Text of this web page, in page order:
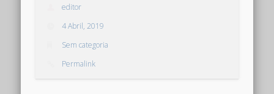
editor
4 Abril, 2019
Sem categoria
Permalink